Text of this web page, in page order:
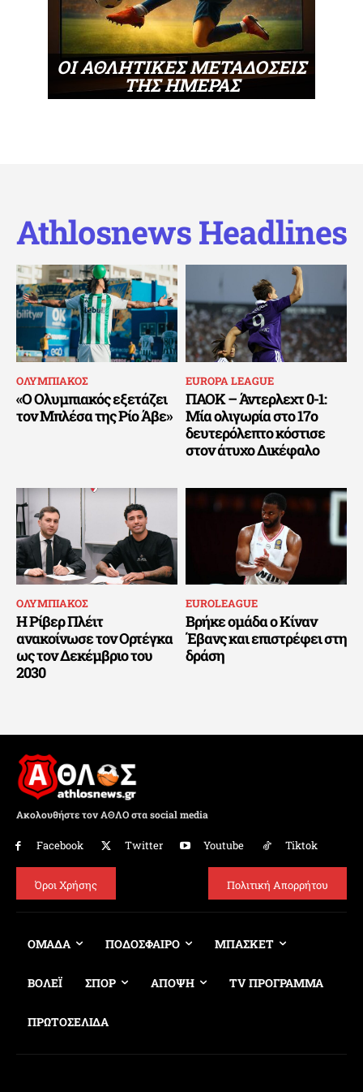
ΟΙ ΑΘΛΗΤΙΚΕΣ ΜΕΤΑΔΟΣΕΙΣ
ΤΗΣ ΗΜΕΡΑΣ
Athlosnews Headlines
ΟΛΥΜΠΙΑΚΟΣ
«Ο Ολυμπιακός εξετάζει
τον Μπλέσα της Ρίο Άβε»
EUROPA LEAGUE
ΠΑΟΚ – Άντερλεχτ 0-1:
Μία ολιγωρία στο 17ο
δευτερόλεπτο κόστισε
στον άτυχο Δικέφαλο
ΟΛΥΜΠΙΑΚΟΣ
Η Ρίβερ Πλέιτ
ανακοίνωσε τον Ορτέγκα
ως τον Δεκέμβριο του
2030
EUROLEAGUE
Βρήκε ομάδα ο Κίναν
Έβανς και επιστρέφει στη
δράση
Ακολουθήστε τον ΑΘΛΟ στα social media
Facebook Twitter Youtube Tiktok
Όροι Χρήσης Πολιτική Απορρήτου
ΟΜΑΔΑ ΠΟΔΟΣΦΑΙΡΟ ΜΠΑΣΚΕΤ
ΒΟΛΕΪ ΣΠΟΡ ΑΠΟΨΗ TV ΠΡΟΓΡΑΜΜΑ
ΠΡΩΤΟΣΕΛΙΔΑ